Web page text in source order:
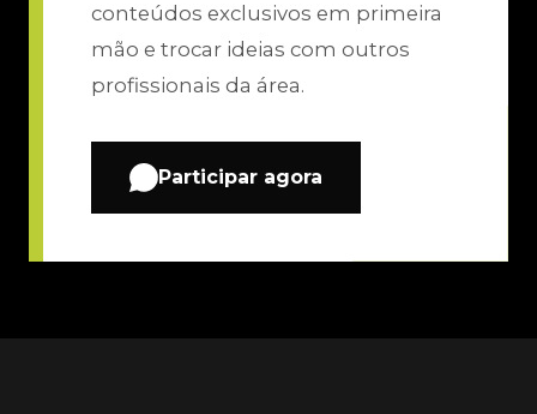
conteúdos exclusivos em primeira
mão e trocar ideias com outros
profissionais da área.
Participar agora